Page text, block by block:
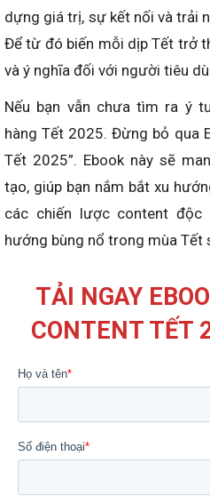
dựng giá trị, sự kết nối và trải
Để từ đó biến mỗi dịp Tết trở
và ý nghĩa đối với người tiêu
Nếu bạn vẫn chưa tìm ra ý
hàng Tết 2025. Đừng bỏ qua
Tết 2025”. Ebook này sẽ
tạo, giúp bạn nắm bắt xu
các chiến lược content độc
hướng bùng nổ trong mùa Tết
TẢI NGAY
CONTENT TẾT